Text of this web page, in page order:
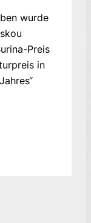
wurde
Preis
in